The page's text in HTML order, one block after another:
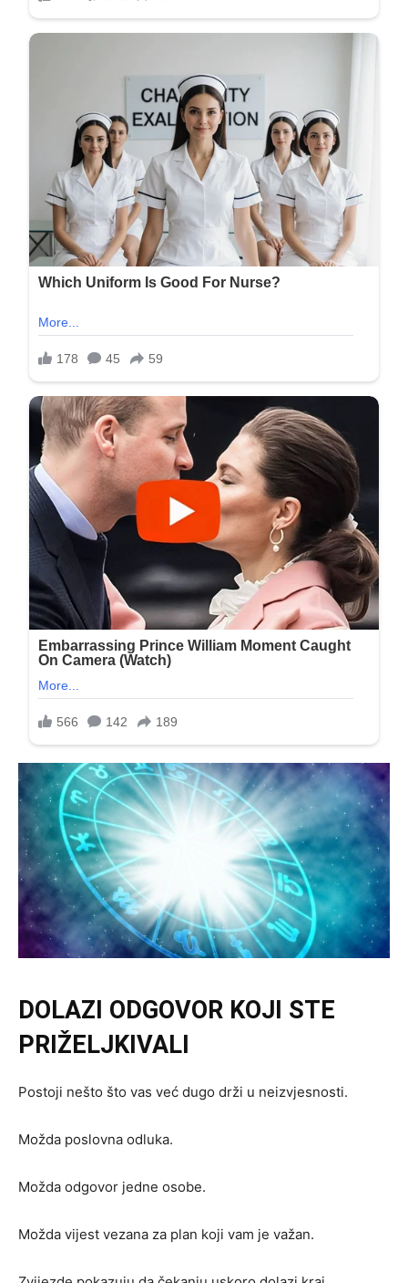
DOLAZI ODGOVOR KOJI STE
PRIŽELJKIVALI
Postoji nešto što vas već dugo drži u neizvjesnosti.
Možda poslovna odluka.
Možda odgovor jedne osobe.
Možda vijest vezana za plan koji vam je važan.